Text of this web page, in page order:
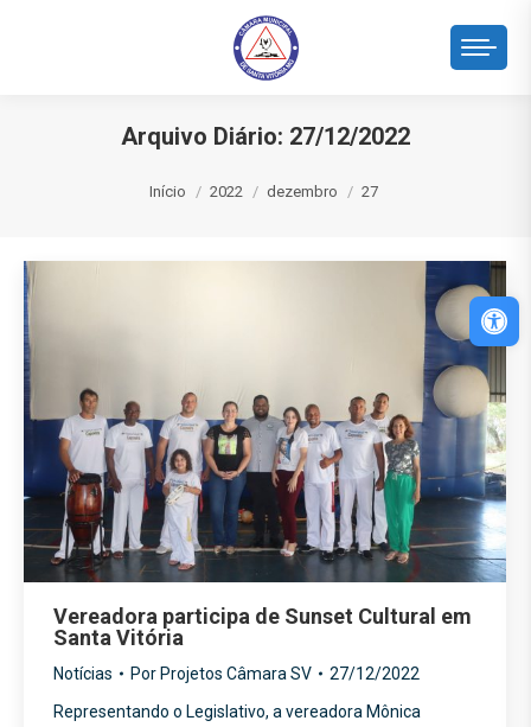
Arquivo Diário: 27/12/2022
Início 2022 dezembro 27
Vereadora participa de Sunset Cultural em
Santa Vitória
Notícias Por Projetos Câmara SV
27/12/2022
Representando o Legislativo, a vereadora Mônica